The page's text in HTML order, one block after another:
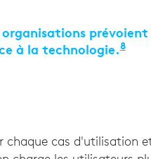
organisations
à la technologie.8
cas d'utilisation